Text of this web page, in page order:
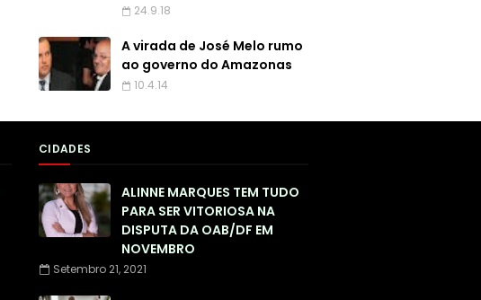
24.9.18
A virada de José Melo rumo
ao governo do Amazonas
10.4.14
CIDADES
ALINNE MARQUES TEM TUDO
PARA SER VITORIOSA NA
DISPUTA DA OAB/DF EM
NOVEMBRO
Setembro 21, 2021